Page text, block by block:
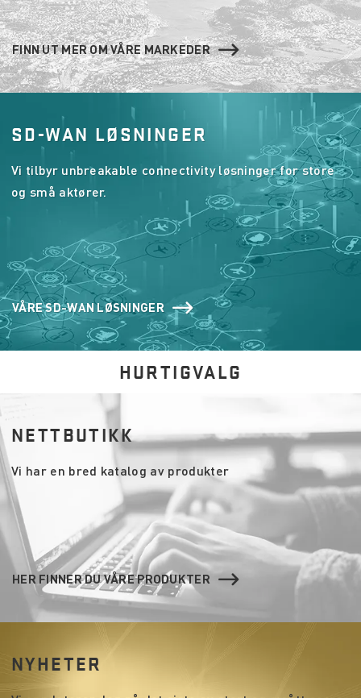
FINN UT MER OM VÅRE MARKEDER
SD-WAN LØSNINGER
Vi tilbyr unbreakable connectivity løsninger for store
og små aktører.
VÅRE SD-WAN LØSNINGER
HURTIGVALG
NETTBUTIKK
Vi har en bred katalog av produkter
HER FINNER DU VÅRE PRODUKTER
NYHETER